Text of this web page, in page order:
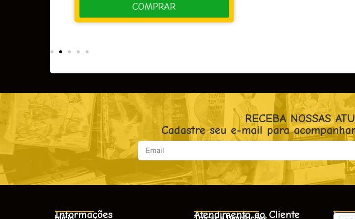
COMPRAR
RECEBA NOSSAS
Cadastre seu e-mail para
Informações Atendimento ao Cliente